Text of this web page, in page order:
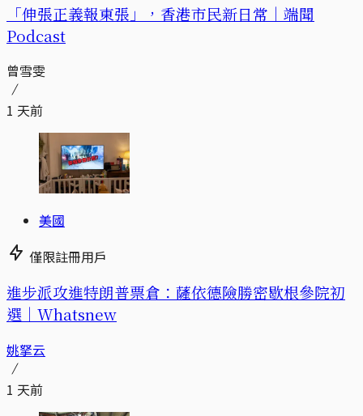
「伸張正義報東張」，香港市民新日常｜端聞
Podcast
曾雪雯
1 天前
美國
僅限註冊用戶
進步派攻進特朗普票倉：薩依德險勝密歇根參院初
選｜Whatsnew
姚拏云
1 天前